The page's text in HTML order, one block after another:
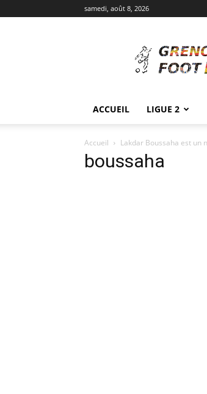
samedi, août 8, 2026
Foot
Info
ACCUEIL LIGUE 2
Accueil Lakdar Boussaha est un
boussaha